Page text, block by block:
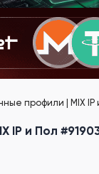
профили | MIX IP
IP и Пол